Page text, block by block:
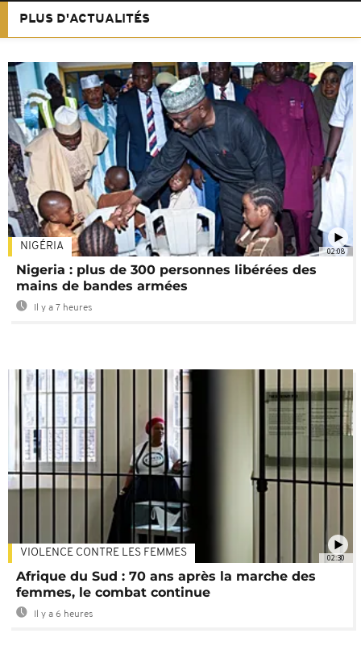
PLUS D'ACTUALITÉS
02:08
NIGÉRIA
Nigeria : plus de 300 personnes libérées des
mains de bandes armées
Il y a 7 heures
02:30
VIOLENCE CONTRE LES FEMMES
Afrique du Sud : 70 ans après la marche des
femmes, le combat continue
Il y a 6 heures